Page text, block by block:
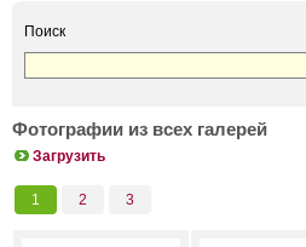
Поиск
Фотографии из всех галерей
Загрузить
1 2 3